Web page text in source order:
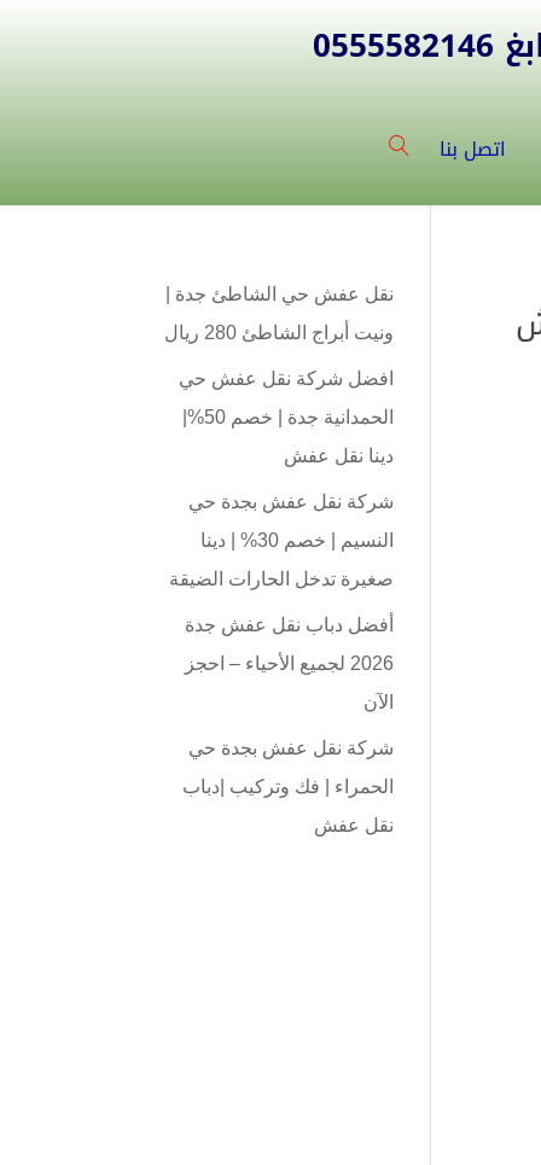
اتصل بنا
نقل عفش حي الشاطئ جدة |
ونيت أبراج الشاطئ 280 ريال
افضل شركة نقل عفش حي
الحمدانية جدة | خصم 50%|
دينا نقل عفش
شركة نقل عفش بجدة حي
النسيم | خصم 30% | دينا
صغيرة تدخل الحارات الضيقة
أفضل دباب نقل عفش جدة
2026 لجميع الأحياء – احجز
الآن
شركة نقل عفش بجدة حي
الحمراء | فك وتركيب |دباب
نقل عفش